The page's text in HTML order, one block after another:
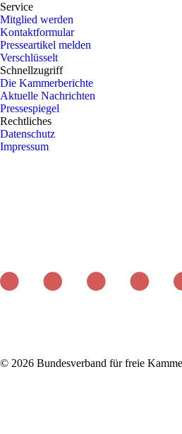
Service
Mitglied werden
Kontaktformular
Presseartikel melden
Verschlüsselt
Schnellzugriff
Die Kammerberichte
Aktuelle Nachrichten
Pressespiegel
Rechtliches
Datenschutz
Impressum
© 2026 Bundesverband für freie